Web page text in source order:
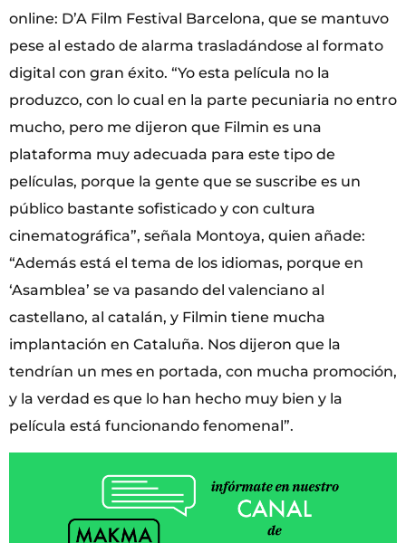
online: D’A Film Festival Barcelona, que se mantuvo
pese al estado de alarma trasladándose al formato
digital con gran éxito. “Yo esta película no la
produzco, con lo cual en la parte pecuniaria no entro
mucho, pero me dijeron que Filmin es una
plataforma muy adecuada para este tipo de
películas, porque la gente que se suscribe es un
público bastante sofisticado y con cultura
cinematográfica”, señala Montoya, quien añade:
“Además está el tema de los idiomas, porque en
‘Asamblea’ se va pasando del valenciano al
castellano, al catalán, y Filmin tiene mucha
implantación en Cataluña. Nos dijeron que la
tendrían un mes en portada, con mucha promoción,
y la verdad es que lo han hecho muy bien y la
película está funcionando fenomenal”.